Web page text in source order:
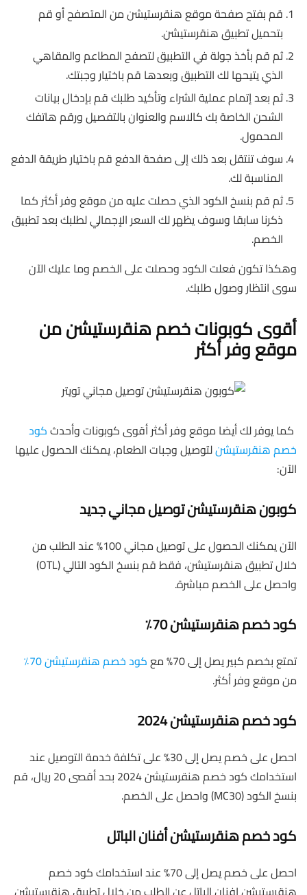
قم بفتح صفحة موقع هنقرستيشن من المتصفح أو قم
بتحميل تطبيق هنقرستيشن.
ثم قم بأخذ جولة في التطبيق لتصفح المطاعم والمقاهي
الذي يتيحها لك التطبيق وبعدها قم باختيار وجبتك.
ثم بعد إتمام عملية الشراء وتأكيد طلبك قم بإدخال بيانات
الشحن الخاصة بك كالاسم والعنوان بالتفصيل ورقم هاتفك
المحمول.
سوف تنتقل بعد ذلك إلى صفحة الدفع قم باختيار طريقة الدفع
المناسبة لك.
ثم قم بنسخ الكود الذي حصلت عليه من موقع وفر أكثر كما
ذكرنا سابقا وسوف يظهر لك السعر الإجمالي لطلبك بعد تطبيق
الخصم.
وهكذا تكون فعلت الكود وحصلت على الخصم وما عليك الآن
سوى انتظار وصول طلبك.
أقوى كوبونات خصم هنقرستيشن من
موقع وفر أكثر
كما يوفر لك أيضا موقع وفر أكثر أقوى كوبونات وأحدثكود
خصم هنقرستيشنلتوصيل وجبات الطعام، يمكنك الحصول عليها
الآن:
كوبون هنقرستيشن توصيل مجاني جديد
الآن يمكنك الحصول على توصيل مجاني 100% عند الطلب من
خلال تطبيق هنقرستيشن، فقط قم بنسخ الكود التالي (OTL)
واحصل على الخصم مباشرة.
كود خصم هنقرستيشن 70٪
تمتع بخصم كبير يصل إلى 70% مع
كود خصم هنقرستيشن 70٪
من موقع وفر أكثر.
كود خصم هنقرستيشن 2024
احصل على خصم يصل إلى 30% على تكلفة خدمة التوصيل عند
استخدامك كود خصم هنقرستيشن 2024 بحد أقصى 20 ريال، قم
بنسخ الكود (MC30) واحصل على الخصم.
كود خصم هنقرستيشن أفنان الباتل
احصل على خصم يصل إلى 70% عند استخدامك كود خصم